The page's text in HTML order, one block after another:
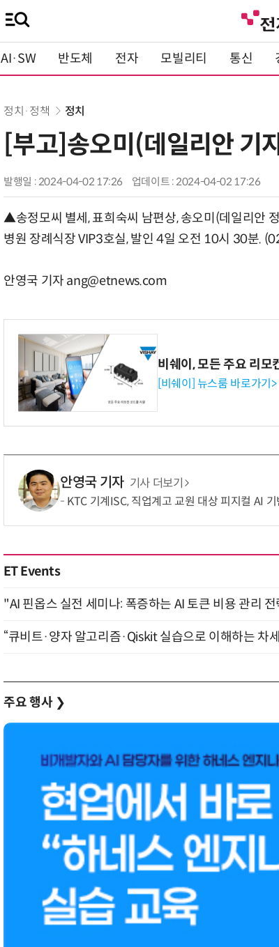
AI·SW 반도체 전자 모빌리티 통신
정치·정책 정치
[부고]송오미(데일리안 기
발행일 : 2024-04-02 17:26 업데이트 : 2024-04-02 17:26
▲송정모씨 별세, 표희숙씨 남편상, 송오미(데일리안
병원 장례식장 VIP3호실, 발인 4일 오전 10시 30분.
안영국 기자 ang@etnews.com
비쉐이, 모든 주요 리
[비쉐이] 뉴스룸 바로가기>
안영국 기자 기사 더보기
KTC 기계ISC, 직업계고 교원 대상 피지컬 AI
ET Events
"AI 핀옵스 실전 세미나: 폭증하는 AI 토큰 비용 관리
“큐비트·양자 알고리즘·Qiskit 실습으로 이해하는 차
주요 행사 ❯